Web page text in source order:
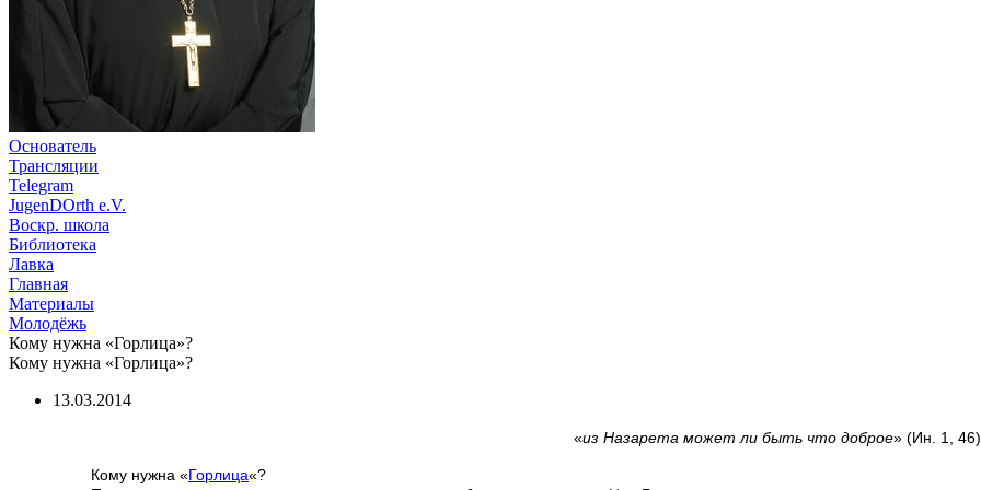
Основатель
Трансляции
Telegram
JugenDOrth e.V.
Воскр. школа
Библиотека
Лавка
Главная
Материалы
Молодёжь
Кому нужна «Горлица»?
Кому нужна «Горлица»?
13.03.2014
«из Назарета может ли быть что доброе» (Ин. 1,
Кому нужна «Горлица«?